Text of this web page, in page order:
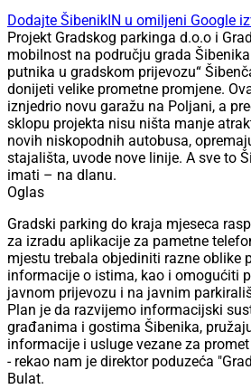
Dodajte ŠibenikIN u omiljeni Google
Projekt Gradskog parkinga d.o.o i
mobilnost na području grada
putnika u gradskom prijevozu“
donijeti velike prometne promjene.
iznjedrio novu garažu na Poljani, a
sklopu projekta nisu ništa manje
novih niskopodnih autobusa,
stajališta, uvode nove linije. A sve to
imati – na dlanu.
Oglas
Gradski parking do kraja mjeseca
za izradu aplikacije za pametne
mjestu trebala objediniti razne oblike
informacije o istima, kao i omogućiti
javnom prijevozu i na javnim
Plan je da razvijemo informacijski
građanima i gostima Šibenika,
informacije i usluge vezane za
- rekao nam je direktor poduzeća
Bulat.